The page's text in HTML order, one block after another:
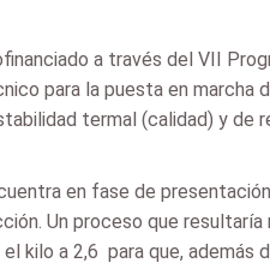
a través del VII
para la puesta en
termal (calidad) y de
en fase de
Un proceso que
a 2,6  para que,